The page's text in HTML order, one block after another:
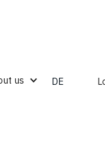
us DE